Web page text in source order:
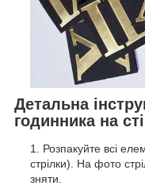
Детальна
годинника на
Розпакуйте всі
стрілки). На фото
зняти.